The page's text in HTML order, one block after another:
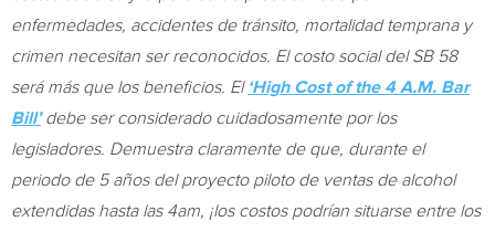
enfermedades, accidentes de tránsito, mortalidad temprana y
crimen necesitan ser reconocidos. El costo social del SB 58
será más que los beneficios. El ‘High Cost of the 4 A.M. Bar
Bill’ debe ser considerado cuidadosamente por los
legisladores. Demuestra claramente de que, durante el
periodo de 5 años del proyecto piloto de ventas de alcohol
extendidas hasta las 4am , ¡los costos podrían situarse entre los